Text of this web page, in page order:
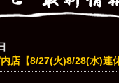
店【8/27(火)8/28(水)連